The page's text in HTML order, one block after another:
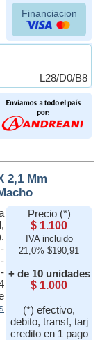
Financiacion
L28/D0/B8
2,1 Mm
-
Precio (*)
$ 1.100
IVA incluido
21,0% $190,91
+ de 10 unidades
$ 1.000
(*) efectivo,
debito, transf, tarj
credito en 1 pago